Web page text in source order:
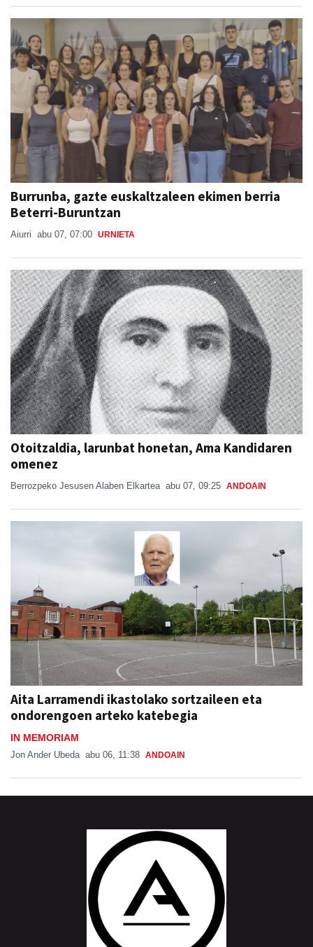
Burrunba, gazte euskaltzaleen ekimen berria
Beterri-Buruntzan
Aiurri abu 07, 07:00
Otoitzaldia, larunbat honetan, Ama Kandidaren
omenez
Berrozpeko Jesusen Alaben Elkartea abu 07, 09:25 ANDOAIN
Aita Larramendi ikastolako sortzaileen eta
ondorengoen arteko katebegia
IN MEMORIAM
Jon Ander Ubeda ANDOAIN